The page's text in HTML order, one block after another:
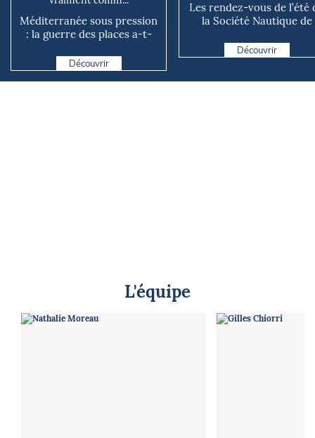
Méditerranée sous pression
: la guerre des places a-t-
Découvrir
Les rendez-vous de l’été
la Société Nautique de
Découvrir
L'équipe